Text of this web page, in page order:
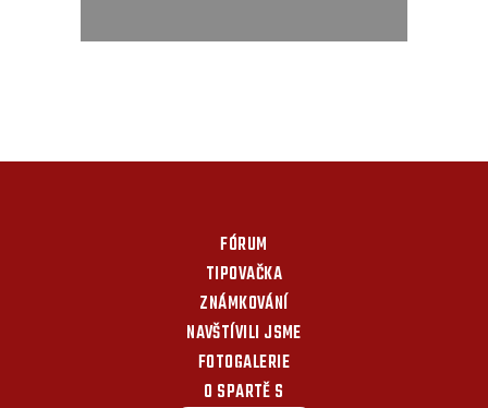
FÓRUM
TIPOVAČKA
ZNÁMKOVÁNÍ
NAVŠTÍVILI JSME
FOTOGALERIE
O SPARTĚ S